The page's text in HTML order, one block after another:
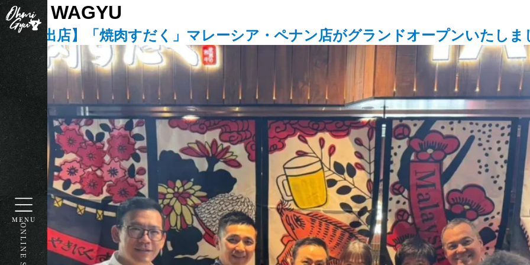
MENU
タグ:WAGYU
【海外出店】「焼肉すだく」マレーシア・ペナン店がグランドオープンいたしま